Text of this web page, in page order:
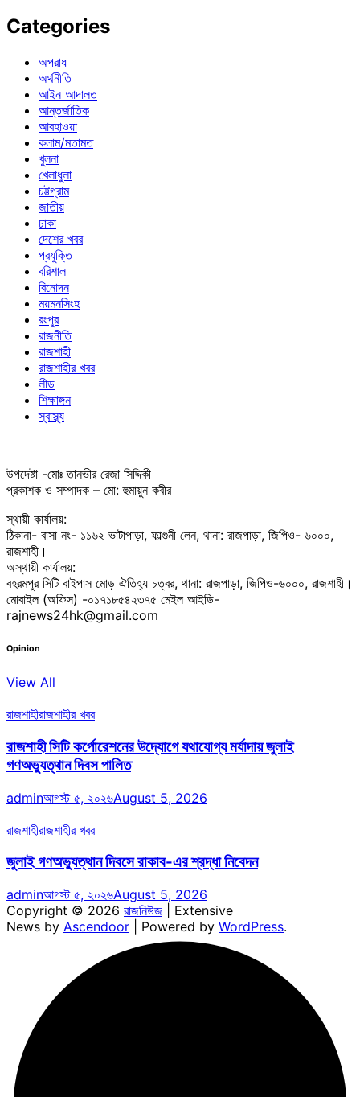
Categories
অপরাধ
অর্থনীতি
আইন আদালত
আন্তর্জাতিক
আবহাওয়া
কলাম/মতামত
খুলনা
খেলাধুলা
চট্টগ্রাম
জাতীয়
ঢাকা
দেশের খবর
প্রযুক্তি
বরিশাল
বিনোদন
ময়মনসিংহ
রংপুর
রাজনীতি
রাজশাহী
রাজশাহীর খবর
লীড
শিক্ষাঙ্গন
স্বাস্থ্য
উপদেষ্টা -মোঃ তানভীর রেজা সিদ্দিকী
প্রকাশক ও সম্পাদক – মো: হুমায়ুন কবীর
স্থায়ী কার্যালয়:
ঠিকানা- বাসা নং- ১১৬২ ভাটাপাড়া, ফাল্গুনী লেন, থানা: রাজপাড়া, জিপিও- ৬০০০,
রাজশাহী।
অস্থায়ী কার্যালয়:
বহরমপুর সিটি বাইপাস মোড় ঐতিহ্য চত্বর, থানা: রাজপাড়া, জিপিও-৬০০০, রাজশাহী।
মোবাইল (অফিস) -০১৭১৮৫৪২৩৭৫ মেইল আইডি-
rajnews24hk@gmail.com
Opinion
View All
রাজশাহীরাজশাহীর খবর
রাজশাহী সিটি কর্পোরেশনের উদ্যোগে যথাযোগ্য মর্যাদায় জুলাই
গণঅভ্যুত্থান দিবস পালিত
adminআগস্ট ৫, ২০২৬August 5, 2026
রাজশাহীরাজশাহীর খবর
জুলাই গণঅভ্যুত্থান দিবসে রাকাব-এর শ্রদ্ধা নিবেদন
adminআগস্ট ৫, ২০২৬August 5, 2026
Copyright © 2026 রাজনিউজ | Extensive
News by Ascendoor | Powered by WordPress.